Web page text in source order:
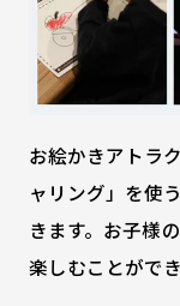
お絵かきアトラ
ャリング」を使
きます。お子様
楽しむことができ